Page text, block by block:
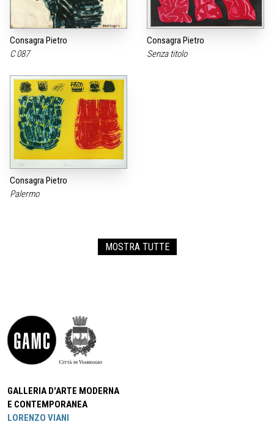
Consagra Pietro
C 087
Consagra Pietro
Senza titolo
Consagra Pietro
Palermo
MOSTRA TUTTE
GALLERIA D'ARTE MODERNA
E CONTEMPORANEA
LORENZO VIANI